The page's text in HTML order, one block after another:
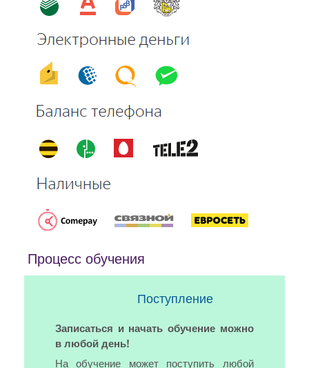
Процесс обучения
Поступление
Записаться и начать обучение можно
в любой день!
На обучение может поступить любой